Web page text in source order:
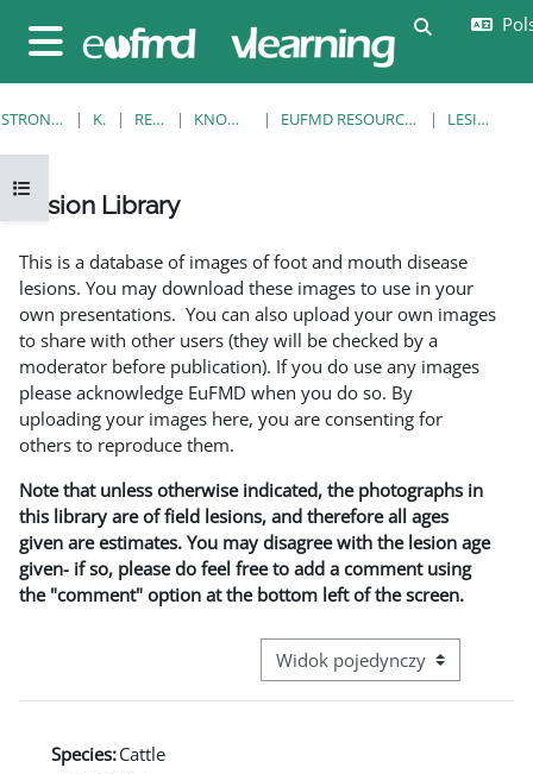
Panel boczny
Otwórz indeks kursu
STRONA GŁÓWNA KURSY RESOURCES KNOWLEDGE BANK EUFMD RESOURCES: CLINICAL DIAGNOSIS LESION LIBRARY
Lesion Library
This is a database of images of foot and mouth disease
lesions. You may download these images to use in your
own presentations. You can also upload your own images
to share with other users (they will be checked by a
moderator before publication). If you do use any images
please acknowledge EuFMD when you do so. By
uploading your images here, you are consenting for
others to reproduce them.
Note that unless otherwise indicated, the photographs in
this library are of field lesions, and therefore all ages
given are estimates. You may disagree with the lesion age
given- if so, please do feel free to add a comment using
the "comment" option at the bottom left of the screen.
Przeglądanie: nawigacja
Species:Cattle